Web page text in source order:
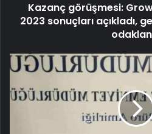
Kazanç görüşmesi:
2023 sonuçları açıkladı,